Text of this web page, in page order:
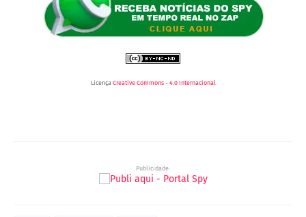
Licença Creative Commons - 4.0 Internacional
Publicidade: